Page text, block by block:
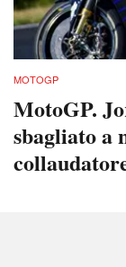
MOTOGP
MotoGP.
sbagliato a